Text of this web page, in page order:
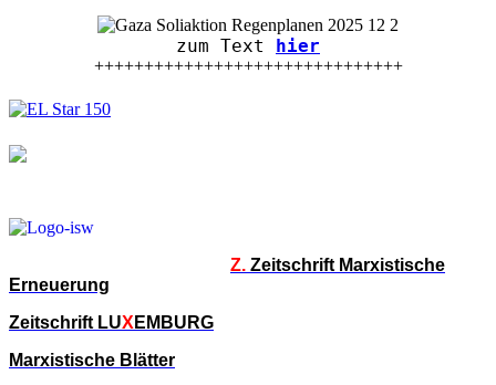
zum Text hier
+++++++++++++++++++++++++++++++
Z. Zeitschrift Marxistische
Erneuerung
Zeitschrift LUX EMBURG
Marxistische Blätter